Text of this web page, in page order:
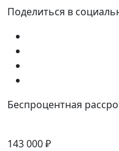
Поделиться в
Беспроцентная
143 000 ₽